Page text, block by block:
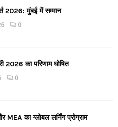
2026: मुंबई में सम्मान
0
2026 का परिणाम घोषित
0
का ग्लोबल लर्निंग प्रोग्राम